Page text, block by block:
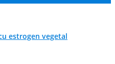
estrogen vegetal